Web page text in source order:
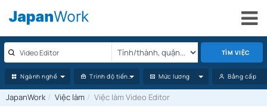
TÌM VIỆC
Ngành nghề Trình độ tiếng Nhật Mức lương Bằng cấp
JapanWork Việc làm Việc làm Video Editor